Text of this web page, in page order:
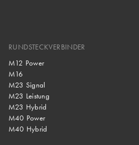
RUNDSTECKVERBINDER
M12 Power
M16
M23 Signal
M23 Leistung
M23 Hybrid
M40 Power
M40 Hybrid